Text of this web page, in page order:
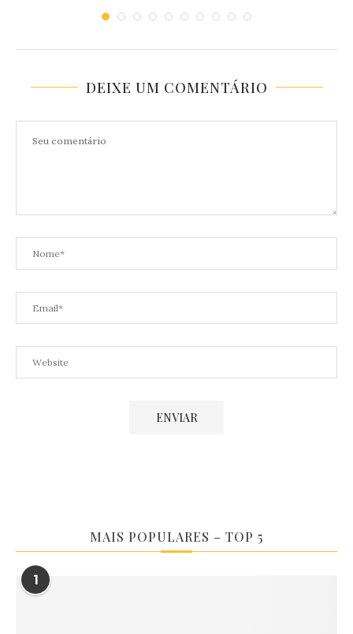
DEIXE UM COMENTÁRIO
MAIS POPULARES – TOP 5
1